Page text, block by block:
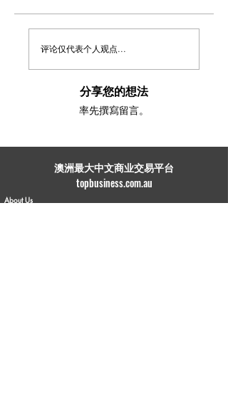
评论仅代表个人观点...
分享您的想法
率先撰寫留言。
​澳洲最大中文商业交易平台
topbusiness.com.au
About Us